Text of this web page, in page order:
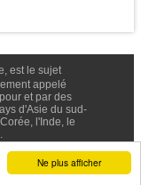
Ne plus afficher
est le sujet
appelé
et par des
d'Asie du sud-
l'Inde, le
droits réservés (depuis 2001)